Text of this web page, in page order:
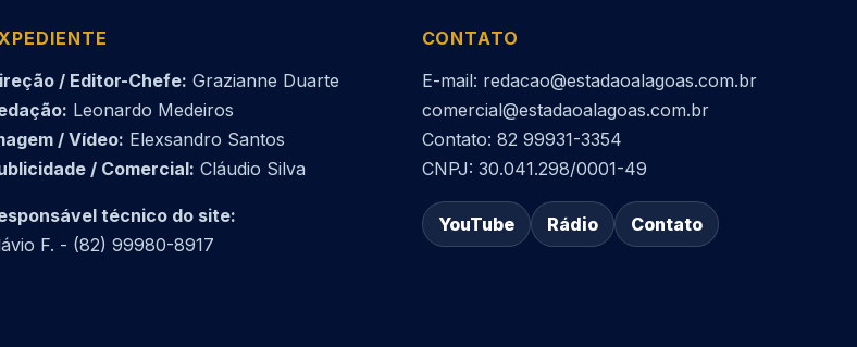
/ Editor-Chefe: Grazianne Duarte
Leonardo Medeiros
/ Vídeo: Elexsandro Santos
/ Comercial: Cláudio Silva
técnico do site:
F. - (82) 99980-8917
CONTATO
E-mail: redacao@estadaoalagoas.com.br
comercial@estadaoalagoas.com.br
Contato: 82 99931-3354
CNPJ: 30.041.298/0001-49
YouTube Rádio Contato